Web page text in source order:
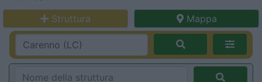
Struttura Mappa